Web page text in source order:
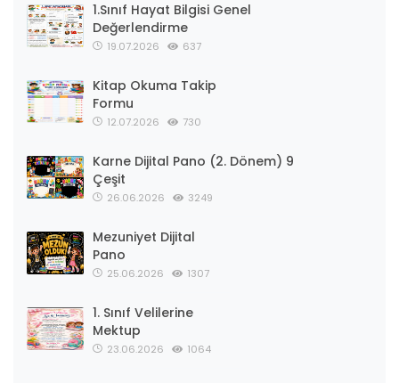
1.Sınıf Hayat Bilgisi Genel
Değerlendirme
19.07.2026 637
Kitap Okuma Takip
Formu
12.07.2026 730
Karne Dijital Pano (2. Dönem) 9
Çeşit
26.06.2026 3249
Mezuniyet Dijital
Pano
25.06.2026 1307
1. Sınıf Velilerine
Mektup
23.06.2026 1064